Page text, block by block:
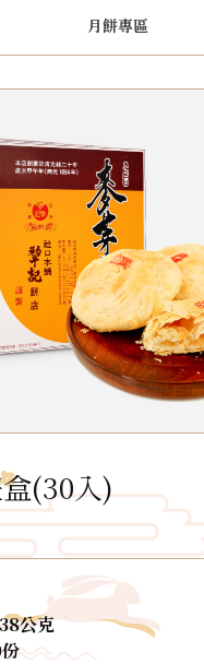
月餅專區
(30入)
公克